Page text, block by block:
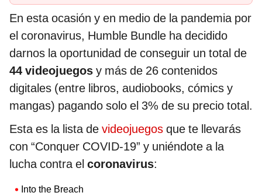
En esta ocasión y en medio de la pandemia por
el coronavirus, Humble Bundle ha decidido
darnos la oportunidad de conseguir un total de
44 videojuegos y más de 26 contenidos
digitales (entre libros, audiobooks, cómics y
mangas) pagando solo el 3% de su precio total.
Esta es la lista de videojuegos que te llevarás
con “Conquer COVID-19” y uniéndote a la
lucha contra el coronavirus:
Into the Breach